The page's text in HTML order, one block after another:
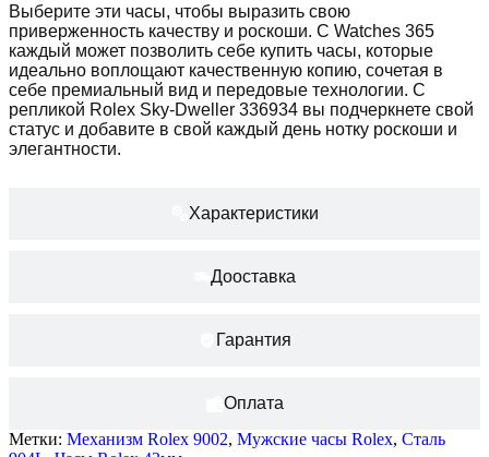
Характеристики
Дооставка
Гарантия
Оплата
Выберите эти часы, чтобы выразить свою
приверженность качеству и роскоши. С Watches 365
каждый может позволить себе купить часы, которые
идеально воплощают качественную копию, сочетая в
себе премиальный вид и передовые технологии. С
репликой Rolex Sky-Dweller 336934 вы подчеркнете свой
статус и добавите в свой каждый день нотку роскоши и
элегантности.
Метки: Механизм Rolex 9002, Мужские часы Rolex, Сталь